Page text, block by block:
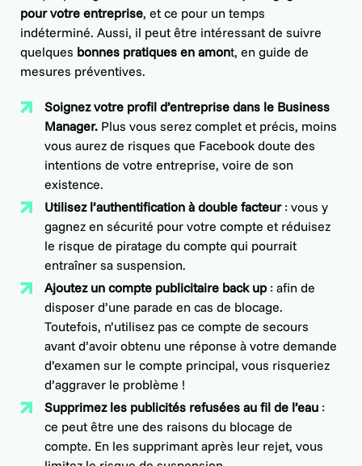
pour votre entreprise, et ce pour un temps
indéterminé. Aussi, il peut être intéressant de suivre
quelques bonnes pratiques en amont, en guide de
mesures préventives.
Soignez votre profil d’entreprise dans le Business
Manager. Plus vous serez complet et précis, moins
vous aurez de risques que Facebook doute des
intentions de votre entreprise, voire de son
existence.
Utilisez l’authentification à double facteur: vous y
gagnez en sécurité pour votre compte et réduisez
le risque de piratage du compte qui pourrait
entraîner sa suspension.
Ajoutez un compte publicitaire back up : afin de
disposer d’une parade en cas de blocage.
Toutefois, n’utilisez pas ce compte de secours
avant d’avoir obtenu une réponse à votre demande
d’examen sur le compte principal, vous risqueriez
d’aggraver le problème !
Supprimez les publicités refusées au fil de l’eau :
ce peut être une des raisons du blocage de
compte. En les supprimant après leur rejet, vous